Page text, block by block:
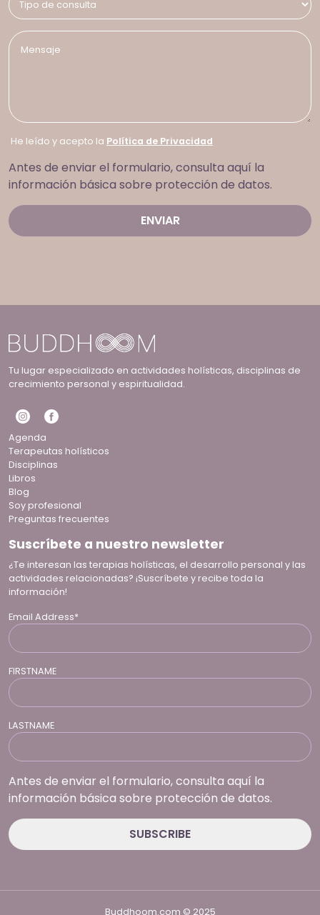
He leído y acepto la Política de Privacidad
Antes de enviar el formulario, consulta aquí la
información básica sobre protección de datos.
Tu lugar especializado en actividades holísticas, disciplinas de
crecimiento personal y espiritualidad.
Agenda
Terapeutas holísticos
Disciplinas
Libros
Blog
Soy profesional
Preguntas frecuentes
Suscríbete a nuestro newsletter
¿Te interesan las terapias holísticas, el desarrollo personal y las
actividades relacionadas? ¡Suscríbete y recibe toda la
información!
Email Address*
FIRSTNAME
LASTNAME
Antes de enviar el formulario, consulta aquí la
información básica sobre protección de datos.
Buddhoom.com © 2025